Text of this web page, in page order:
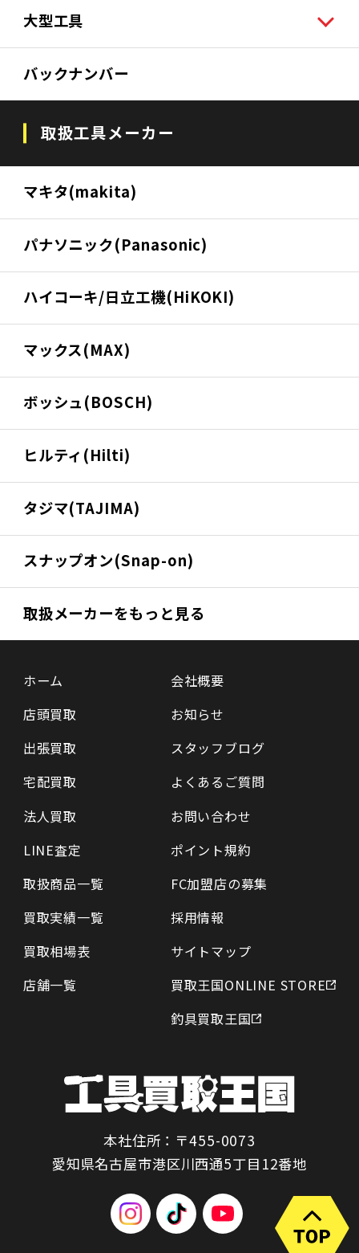
大型工具
バックナンバー
取扱工具メーカー
マキタ(makita)
パナソニック(Panasonic)
ハイコーキ/日立工機(HiKOKI)
マックス(MAX)
ボッシュ(BOSCH)
ヒルティ(Hilti)
タジマ(TAJIMA)
スナップオン(Snap-on)
取扱メーカーをもっと見る
ホーム
店頭買取
出張買取
宅配買取
法人買取
LINE査定
取扱商品一覧
買取実績一覧
買取相場表
店舗一覧
会社概要
お知らせ
スタッフブログ
よくあるご質問
お問い合わせ
ポイント規約
FC加盟店の募集
採用情報
サイトマップ
買取王国ONLINE STORE
釣具買取王国
本社住所：〒455-0073
愛知県名古屋市港区川西通5丁目12番地